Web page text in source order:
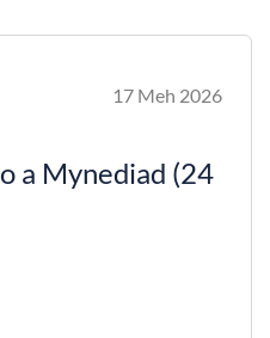
17 Meh 2026
a Mynediad (24